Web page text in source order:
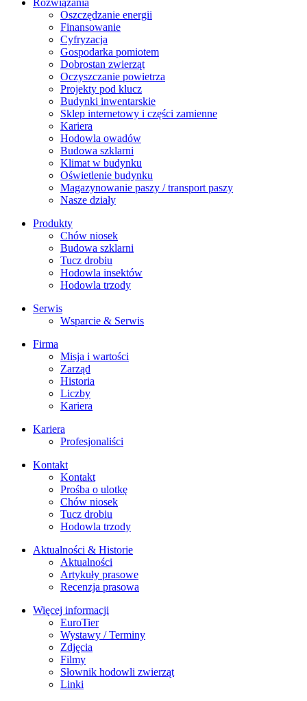
Rozwiązania
​Oszczędzanie energii
Finansowanie
Cyfryzacja
Gospodarka pomiotem
Dobrostan zwierząt
Oczyszczanie powietrza
Projekty pod klucz
Budynki inwentarskie
Sklep internetowy i części zamienne
Kariera
Hodowla owadów
Budowa szklarni
Klimat w budynku
Oświetlenie budynku
Magazynowanie paszy / transport paszy
Nasze działy
Produkty
Chów niosek
Budowa szklarni
Tucz drobiu
Hodowla insektów
Hodowla trzody
Serwis
Wsparcie & Serwis
Firma
Misja i wartości
Zarząd
Historia
Liczby
Kariera
Kariera
Profesjonaliści
Kontakt
Kontakt
Prośba o ulotkę
Chów niosek
Tucz drobiu
Hodowla trzody
Aktualności & Historie
Aktualności
Artykuły prasowe
Recenzja prasowa
Więcej informacji
EuroTier
Wystawy / Terminy
Zdjęcia
Filmy
Słownik hodowli zwierząt
Linki